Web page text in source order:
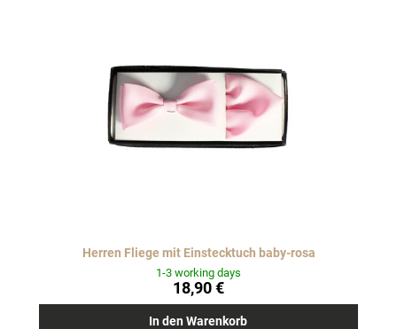
Herren Fliege mit Einstecktuch baby-rosa
1-3 working days
18,90 €
In den Warenkorb